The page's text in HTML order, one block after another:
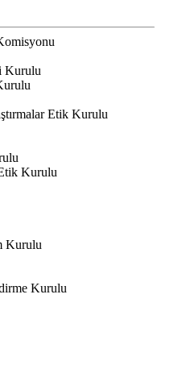
Kurulu
Etik Kurulu
Kurulu
Kurulu
Kurulu